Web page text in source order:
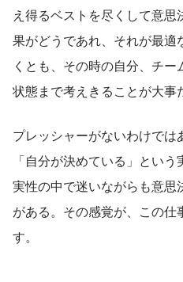
え得るベストを尽くして意
果がどうであれ、それが最
くとも、その時の自分、チ
状態まで考えきることが大事
プレッシャーがないわけで
「自分が決めている」とい
実性の中で迷いながらも意
がある。その感覚が、この仕
す。